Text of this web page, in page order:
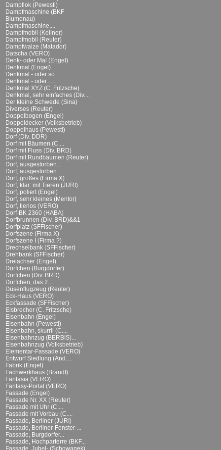
Dampflok (Pewesti)
Dampfmaschine (BKF
Blumenau)
Dampfmaschine,...
Dampfmobil (Kellner)
Dampfmobil (Reuter)
Dampfwalze (Matador)
Datscha (VERO)
Denk- oder Mal (Engel)
Denkmal (Engel)
Denkmal - oder so...
Denkmal - oder......
Denkmal XYZ (C. Fritzsche)
Denkmal, sehr einfaches (Div....
Der kleine Schwede (Sina)
Diverses (Reuter)
Doppelbogen (Engel)
Doppeldecker (Volksbetrieb)
Doppelhaus (Pewesti)
Dorf (Div. DDR)
Dorf mit Bäumen (C....
Dorf mit Fluss (Div. BRD)
Dorf mit Rundbäumen (Reuter)
Dorf, ausgestorben...
Dorf, ausgestorben...
Dorf, großes (Firma X)
Dorf, klar: mit Tieren (JURI)
Dorf, poliert (Engel)
Dorf, sehr kleines (Mentor)
Dorf, tierlos (VERO)
Dorf-BK 2360 (HABA)
Dorfbrunnen (Div. BRD)&&1
Dorfplatz (SFFischer)
Dorfszene (Firma X)
Dorfszene I (Firma ?)
Drechselbank (SFFischer)
Drehbank (SFFischer)
Dreiachser (Engel)
Dörfchen (Burgdorfer)
Dörfchen (Div. BRD)
Dörfchen, das 2....
Düsenflugzeug (Reuter)
Eck-Haus (VERO)
Eckfassade (SFFischer)
Eisbrecher (C. Fritzsche)
Eisenbahn (Engel)
Eisenbahn (Pewesti)
Eisenbahn, skurril (C....
Eisenbahnzug (BERBIS)...
Eisenbahnzug (Volksbetrieb)
Elementar-Fassade (VERO)
Entwurf Siedlung (And....
Fabrik (Engel)
Fachwerkhaus (Brandt)
Fantasia (VERO)
Fantasy-Portal (VERO)
Fassade (Engel)
Fassade Nr. XX (Reuter)
Fassade mit Uhr (C....
Fassade mit Vorbau (C....
Fassade, Berliner (JURI)
Fassade, Berliner-Fenster-...
Fassade, Burgdorfer...
Fassade, Hochparterre (BKF...
Fassade, Jubel- (Schowanek)